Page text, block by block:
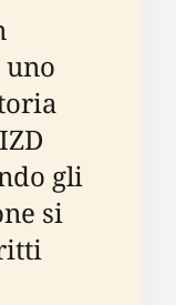
gli
si